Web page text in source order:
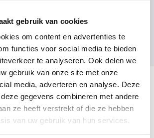
gebruik van cookies
om content en advertenties te
functies voor social media te bieden
te analyseren. Ook delen we
gebruik van onze site met onze
media, adverteren en analyse. Deze
gegevens combineren met andere
ze heeft verstrekt of die ze hebben
van uw gebruik van hun services.
meestuurt ontvang je op
en met vrijdag binnen enkele uren
vragen
proefrit maken?